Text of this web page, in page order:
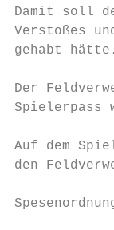
Damit soll
Verstoßes
gehabt hätte.
Der
Spielerpass
Auf dem
den